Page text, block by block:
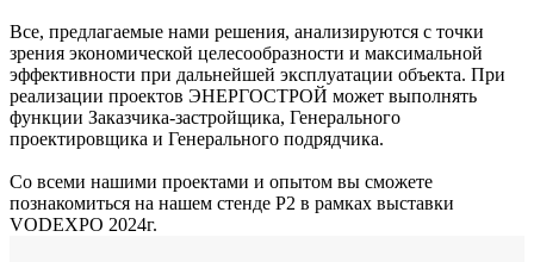
Все, предлагаемые нами решения, анализируются с точки
зрения экономической целесообразности и максимальной
эффективности при дальнейшей эксплуатации объекта. При
реализации проектов ЭНЕРГОСТРОЙ может выполнять
функции Заказчика-застройщика, Генерального
проектировщика и Генерального подрядчика.
Со всеми нашими проектами и опытом вы сможете
познакомиться на нашем стенде Р2 в рамках выставки
VODEXPO 2024г.